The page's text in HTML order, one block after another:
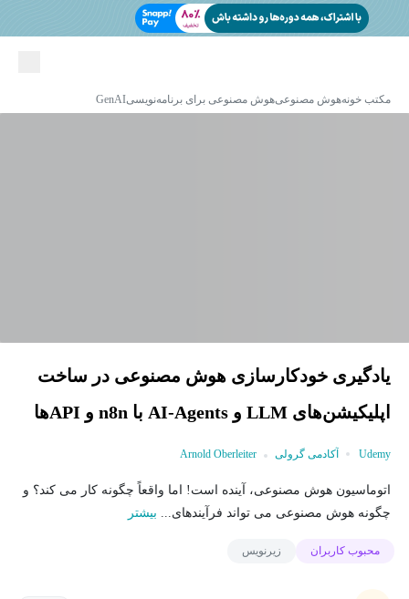
مکتب خونههوش مصنوعیهوش مصنوعی برای برنامه‌نویسیGenAI
یادگیری خودکارسازی هوش مصنوعی در ساخت
اپلیکیشن‌های LLM و AI-Agents با n8n و APIها
Udemy آکادمی گرولی Arnold Oberleiter
اتوماسیون هوش مصنوعی، آینده است! اما واقعاً چگونه کار می کند؟ و
چگونه هوش مصنوعی می تواند فرآیندهای... بیشتر
محبوب کاربران زیرنویس